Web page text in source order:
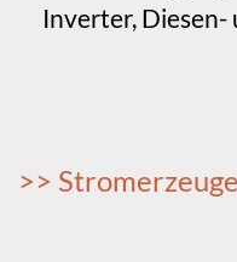
Inverter,
>>